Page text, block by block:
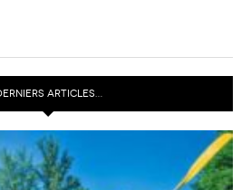
ARTICLES…